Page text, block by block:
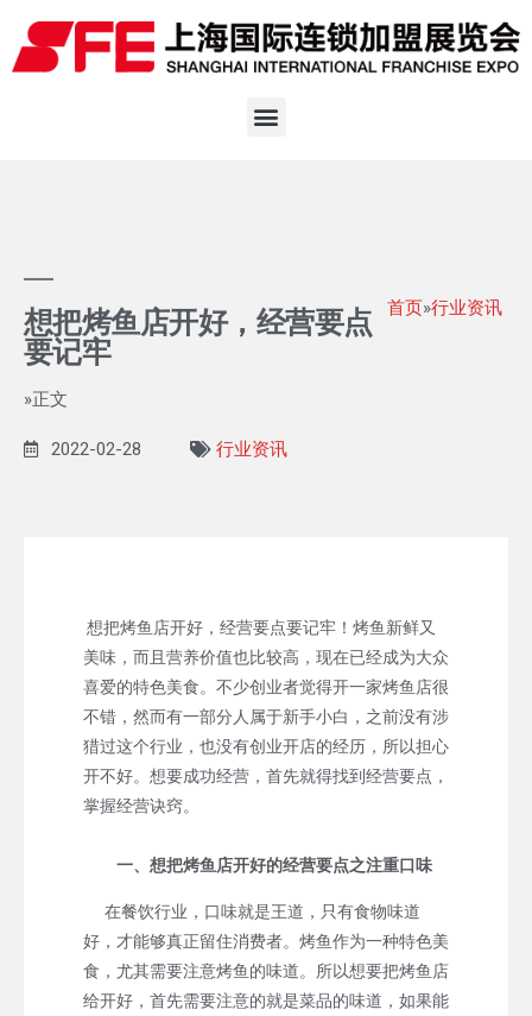
想把烤鱼店开好，经营要点
要记牢
首页»行业资讯
»正文
2022-02-28 行业资讯
想把烤鱼店开好，经营要点要记牢！烤鱼新鲜又
美味，而且营养价值也比较高，现在已经成为大众
喜爱的特色美食。不少创业者觉得开一家烤鱼店很
不错，然而有一部分人属于新手小白，之前没有涉
猎过这个行业，也没有创业开店的经历，所以担心
开不好。想要成功经营，首先就得找到经营要点，
掌握经营诀窍。
一、想把烤鱼店开好的经营要点之注重口味
在餐饮行业，口味就是王道，只有食物味道
好，才能够真正留住消费者。烤鱼作为一种特色美
食，尤其需要注意烤鱼的味道。所以想要把烤鱼店
给开好，首先需要注意的就是菜品的味道，如果能